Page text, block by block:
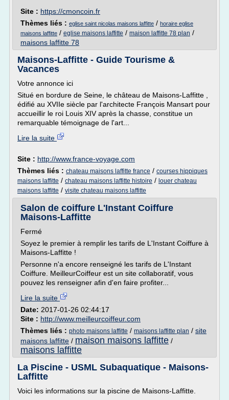
Site : https://cmoncoin.fr
Thèmes liés : eglise saint nicolas maisons laffitte / horaire eglise
maisons laffitte / eglise maisons laffitte / maison laffitte 78 plan /
maisons laffitte 78
Maisons-Laffitte - Guide Tourisme &
Vacances
Votre annonce ici
Situé en bordure de Seine, le château de Maisons-Laffitte ,
édifié au XVIIe siècle par l'architecte François Mansart pour
accueillir le roi Louis XIV après la chasse, constitue un
remarquable témoignage de l'art...
Lire la suite
Site : http://www.france-voyage.com
Thèmes liés : chateau maisons laffitte france / courses hippiques
maisons laffitte / chateau maisons laffitte histoire / louer chateau
maisons laffitte / visite chateau maisons laffitte
Salon de coiffure L'Instant Coiffure
Maisons-Laffitte
Fermé
Soyez le premier à remplir les tarifs de L'Instant Coiffure à
Maisons-Laffitte !
Personne n'a encore renseigné les tarifs de L'Instant
Coiffure. MeilleurCoiffeur est un site collaboratif, vous
pouvez les renseigner afin d'en faire profiter...
Lire la suite
Date: 2017-01-26 02:44:17
Site : http://www.meilleurcoiffeur.com
Thèmes liés : photo maisons laffitte / maisons laffitte plan / site
maisons laffitte / maison maisons laffitte /
maisons laffitte
La Piscine - USML Subaquatique - Maisons-
Laffitte
Voici les informations sur la piscine de Maisons-Laffitte.